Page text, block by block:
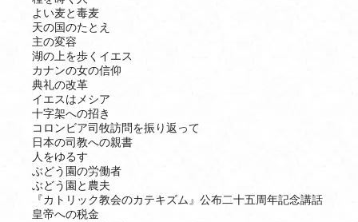
よい麦と毒麦
天の国のたとえ
主の変容
湖の上を歩くイエス
カナンの女の信仰
典礼の改革
イエスはメシア
十字架への招き
コロンビア司牧訪問を振り返って
日本の司教への親書
人をゆるす
ぶどう園の労働者
ぶどう園と農夫
『カトリック教会のカテキズム』公布二十五周年記念講話
皇帝への税金